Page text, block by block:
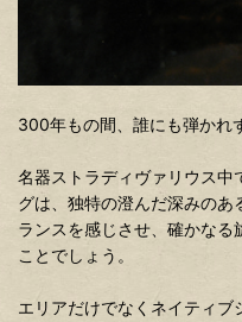
300年もの間、誰にも弾かれ
名器ストラディヴァリウス中
グは、独特の澄んだ深みの
ランスを感じさせ、確かな
ことでしょう。
エリアだけでなくネイティブ